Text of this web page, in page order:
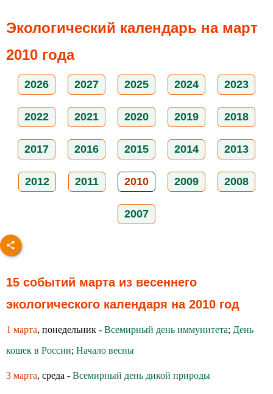
Экологический календарь на март
2010 года
2026 2027 2025 2024 2023
2022 2021 2020 2019 2018
2017 2016 2015 2014 2013
2012 2011 2010 2009 2008
2007
15 событий марта из весеннего
экологического календаря на 2010 год
1 марта, понедельник - Всемирный день иммунитета; День
кошек в России; Начало весны
3 марта, среда - Всемирный день дикой природы